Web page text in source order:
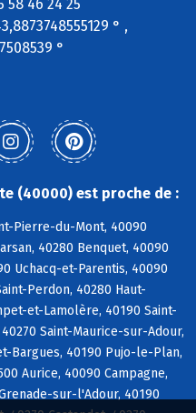
58 46 24 25
° ,
°
(40000) est proche de :
Pierre-du-Mont, 40090
40280 Benquet, 40090
Uchacq-et-Parentis, 40090
Perdon, 40280 Haut-
et-Lamolère, 40190 Saint-
Saint-Maurice-sur-Adour,
Bargues, 40190 Pujo-le-Plan,
Aurice, 40090 Campagne,
sur-l'Adour, 40190